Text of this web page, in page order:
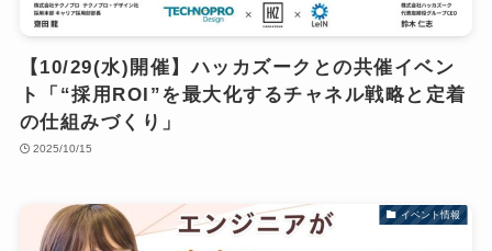
【10/29(水)開催】ハッカズークとの共催イベン
ト「“採用ROI”を最大化するチャネル戦略と定着
の仕組みづくり」
2025/10/15
イベント情報